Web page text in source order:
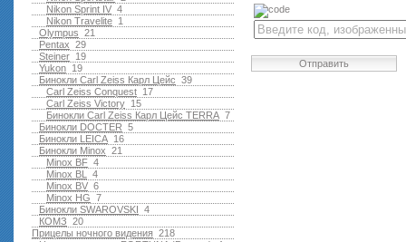
4
Nikon Sprint IV
1
Nikon Travelite
21
Olympus
29
Pentax
19
Steiner
19
Yukon
39
Бинокли Carl Zeiss Карл Цейс
17
Carl Zeiss Conquest
15
Carl Zeiss Victory
7
Бинокли Carl Zeiss Карл Цейс TERRA
5
Бинокли DOCTER
16
Бинокли LEICA
21
Бинокли Minox
4
Minox BF
4
Minox BL
6
Minox BV
7
Minox HG
4
Бинокли SWAROVSKI
20
КОМЗ
218
Прицелы ночного видения
Отправить